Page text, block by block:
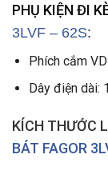
PHỤ KIỆN ĐI
3LVF – 62S:
Phích cắm
Dây điện dài:
KÍCH THƯỚC
BÁT FAGOR